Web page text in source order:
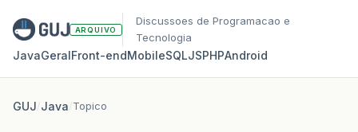
ARQUIVO
Discussoes de Programacao e
Tecnologia
JavaGeralFront‑endMobileSQLJSPHPAndroid
GUJ/Java/Topico